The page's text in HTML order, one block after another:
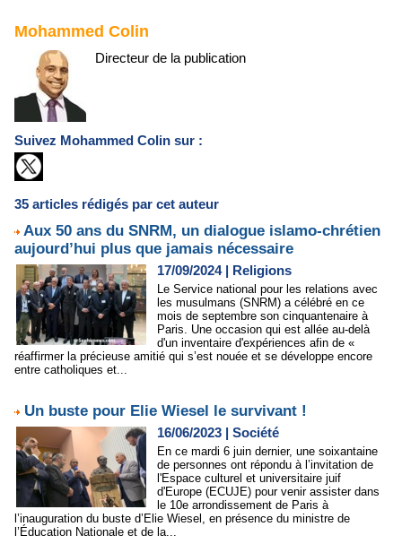
Mohammed Colin
Directeur de la publication
Suivez Mohammed Colin sur :
35 articles rédigés par cet auteur
Aux 50 ans du SNRM, un dialogue islamo-chrétien
aujourd’hui plus que jamais nécessaire
17/09/2024| Religions
Le Service national pour les relations avec
les musulmans (SNRM) a célébré en ce
mois de septembre son cinquantenaire à
Paris. Une occasion qui est allée au-delà
d'un inventaire d'expériences afin de «
réaffirmer la précieuse amitié qui s’est nouée et se développe encore
entre catholiques et...
Un buste pour Elie Wiesel le survivant !
16/06/2023 | Société
En ce mardi 6 juin dernier, une soixantaine
de personnes ont répondu à l’invitation de
l'Espace culturel et universitaire juif
d'Europe (ECUJE) pour venir assister dans
le 10e arrondissement de Paris à
l’inauguration du buste d’Elie Wiesel, en présence du ministre de
l’Éducation Nationale et de la...